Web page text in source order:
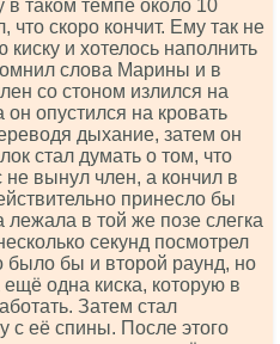
таком темпе около 10
что скоро кончит. Ему так не
киску и хотелось наполнить
слова Марины и в
со стоном излился на
опустился на кровать
дыхание, затем он
стал думать о том, что
вынул член, а кончил в
принесло бы
в той же позе слегка
секунд посмотрел
было бы и второй раунд, но
одна киска, которую в
Затем стал
с её спины. После этого